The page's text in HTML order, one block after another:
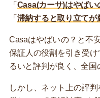
「 Casa(カーサ)はやばい
「 滞納すると取り立てが
Casaはやばいの？と不
保証人の役割を引き受
るいと評判が良く、全国
しかし、ネット上の評